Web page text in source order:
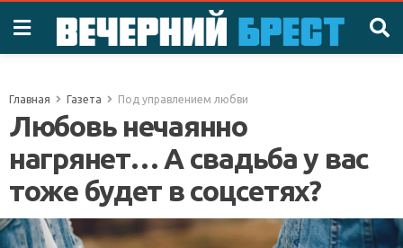
Главная Газета Под управлением любви
Любовь нечаянно
нагрянет… А свадьба у вас
тоже будет в соцсетях?